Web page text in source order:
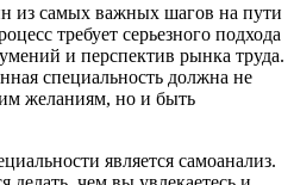
из самых важных шагов на пути
требует серьезного подхода
и перспектив рынка труда.
специальность должна не
желаниям, но и быть
является самоанализ.